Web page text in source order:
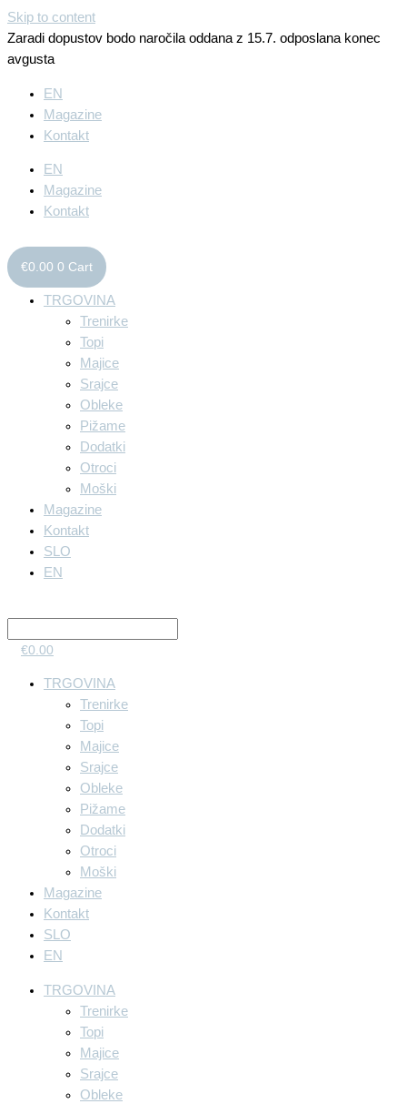
Skip to content
Zaradi dopustov bodo naročila oddana z 15.7. odposlana konec
avgusta
EN
Magazine
Kontakt
EN
Magazine
Kontakt
€0.00 0 Cart
TRGOVINA
Trenirke
Topi
Majice
Srajce
Obleke
Pižame
Dodatki
Otroci
Moški
Magazine
Kontakt
SLO
EN
€0.00
TRGOVINA
Trenirke
Topi
Majice
Srajce
Obleke
Pižame
Dodatki
Otroci
Moški
Magazine
Kontakt
SLO
EN
TRGOVINA
Trenirke
Topi
Majice
Srajce
Obleke